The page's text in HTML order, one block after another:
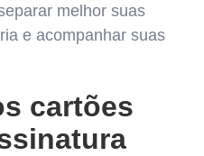
melhor suas
e acompanhar suas
cartões